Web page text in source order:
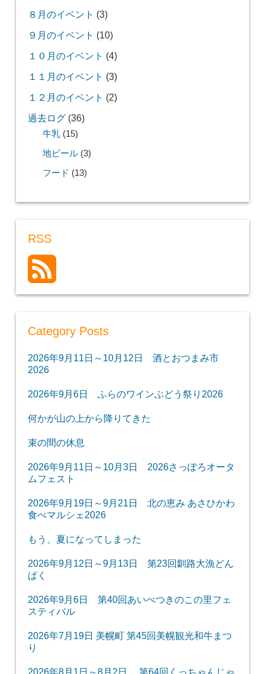
８月のイベント (3)
９月のイベント (10)
１０月のイベント (4)
１１月のイベント (3)
１２月のイベント (2)
過去ログ(36)
牛乳(15)
地ビール(3)
フード (13)
RSS
Category Posts
2026年9月11日～10月12日 酒とおつまみ市
2026
2026年9月6日 ふらのワインぶどう祭り2026
何かが山の上から降りてきた
束の間の休息
2026年9月11日～10月3日 2026さっぽろオータ
ムフェスト
2026年9月19日～9月21日 北の恵み あさひかわ
食べマルシェ2026
もう、夏になってしまった
2026年9月12日～9月13日 第23回釧路大漁どん
ぱく
2026年9月6日 第40回あいべつきのこの里フェ
スティバル
2026年7月19日 美幌町 第45回美幌観光和牛まつ
り
2026年8月1日～8月2日 第64回くっちゃんじゃ